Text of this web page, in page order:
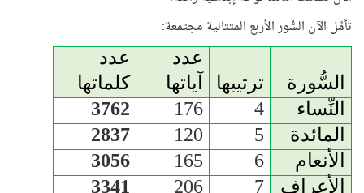
تأمَّل الآن السُّور الأربع المتتالية مجتمعة:
السُّورة ترتيبها
عدد
آياتها
عدد
كلماتها
النِّساء
4
176
3762
المائدة
5
120
2837
الأنعام
6
165
3056
الأعراف
7
206
3341